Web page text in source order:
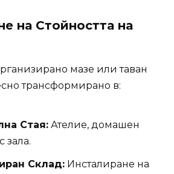
на Стойността на
мазе или таван
трансформирано в:
Стая:Ателие, домашен
зала.
Склад:Инсталиране на